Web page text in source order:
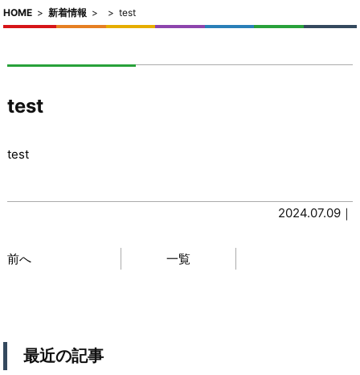
HOME > 新着情報 > > test
test
test
2024.07.09｜
前へ 一覧
最近の記事